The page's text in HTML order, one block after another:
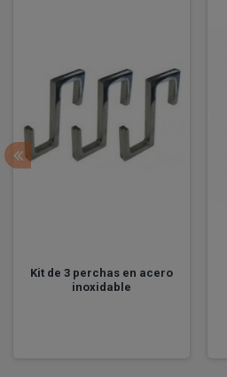
Kit de 3 perchas en acero
inoxidable